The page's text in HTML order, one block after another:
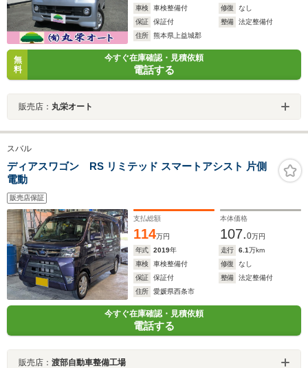
車検
車検整備付 修復
なし
保証
保証付 整備
法定整備付
住所
熊本県上益城郡
無
料
今すぐ在庫確認・見積依頼
電話する
販売店： 丸栄オート
スバル
ディアスワゴン RS リミテッド スマートアシスト 片側
電動
販売店保証
支払総額
114万円
本体価格
107.0万円
年式
2019年 走行 6.1万km
車検
車検整備付 修復
なし
保証
保証付 整備
法定整備付
住所
愛媛県西条市
今すぐ在庫確認・見積依頼
電話する
販売店： 渡部自動車整備工場